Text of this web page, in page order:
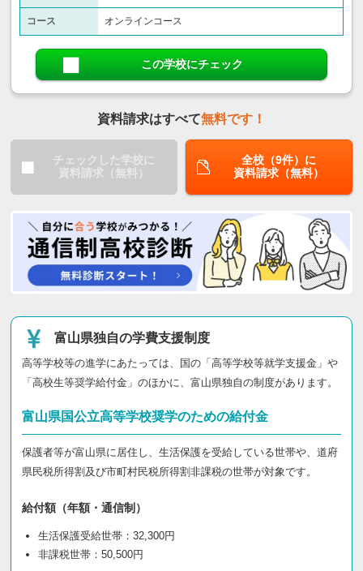
コース オンラインコース
この学校にチェック
資料請求はすべて無料です！
チェックした学校に
資料請求（無料）
全校（9件）に
資料請求（無料）
富山県独自の学費支援制度
高等学校等の進学にあたっては、国の「高等学校等就学支援金」や
「高校生等奨学給付金」のほかに、富山県独自の制度があります。
富山県国公立高等学校奨学のための給付金
保護者等が富山県に居住し、生活保護を受給している世帯や、道府
県民税所得割及び市町村民税所得割非課税の世帯が対象です。
給付額（年額・通信制）
生活保護受給世帯：32,300円
非課税世帯：50,500円